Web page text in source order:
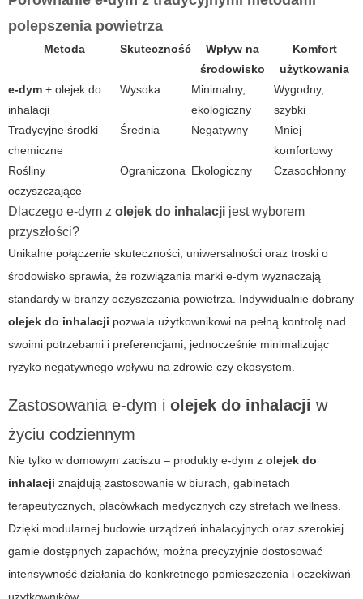
polepszenia powietrza
Metoda Skuteczność
Wpływ na
środowisko
Komfort
użytkowania
e-dym + olejek do
inhalacji
Wysoka
Minimalny,
ekologiczny
Wygodny,
szybki
Tradycyjne środki
chemiczne
Średnia Negatywny
Mniej
komfortowy
Rośliny
oczyszczające
Ograniczona Ekologiczny Czasochłonny
Dlaczego e-dym z olejek do inhalacji jest wyborem
przyszłości?
Unikalne połączenie skuteczności, uniwersalności oraz troski o
środowisko sprawia, że rozwiązania marki e-dym wyznaczają
standardy w branży oczyszczania powietrza. Indywidualnie dobrany
olejek do inhalacji pozwala użytkownikowi na pełną kontrolę nad
swoimi potrzebami i preferencjami, jednocześnie minimalizując
ryzyko negatywnego wpływu na zdrowie czy ekosystem.
Zastosowania e-dym i olejek do inhalacji w
życiu codziennym
Nie tylko w domowym zaciszu – produkty e-dym z olejek do
inhalacji znajdują zastosowanie w biurach, gabinetach
terapeutycznych, placówkach medycznych czy strefach wellness.
Dzięki modularnej budowie urządzeń inhalacyjnych oraz szerokiej
gamie dostępnych zapachów, można precyzyjnie dostosować
intensywność działania do konkretnego pomieszczenia i oczekiwań